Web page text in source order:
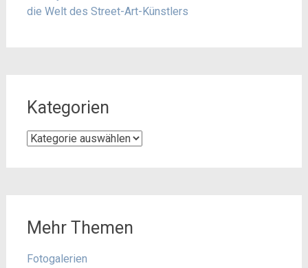
die Welt des Street-Art-Künstlers
Kategorien
Kategorien
Mehr Themen
Fotogalerien